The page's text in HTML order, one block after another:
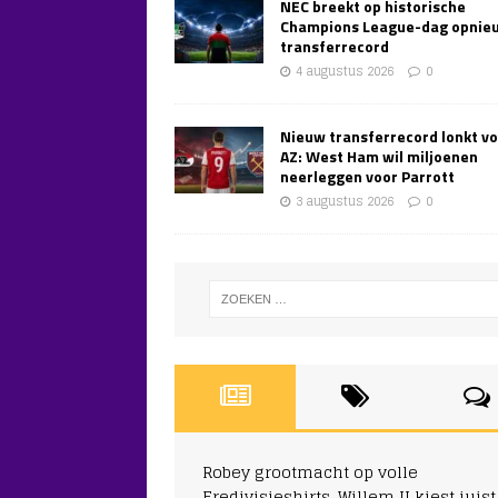
NEC breekt op historische
Champions League-dag
transferrecord
4 augustus 2026 0
Nieuw transferrecord lonkt
AZ: West Ham wil miljoenen
neerleggen voor Parrott
3 augustus 2026 0
Robey grootmacht op volle